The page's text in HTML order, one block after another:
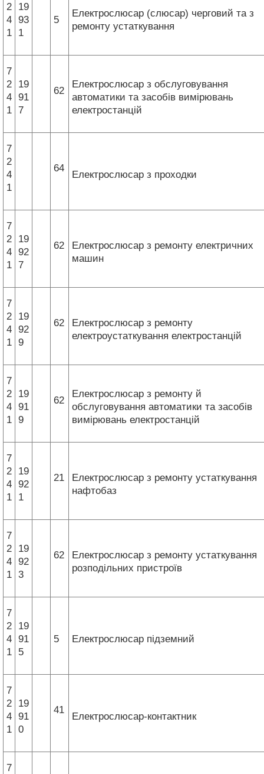
2
4
1
19
93
1
5
Електрослюсар (слюсар) черговий та з
ремонту устаткування
7
2
4
1
19
91
7
62
Електрослюсар з обслуговування
автоматики та засобів вимірювань
електростанцій
7
2
4
1
64
Електрослюсар з проходки
7
2
4
1
19
92
7
62
Електрослюсар з ремонту електричних
машин
7
2
4
1
19
92
9
62
Електрослюсар з ремонту
електроустаткування електростанцій
7
2
4
1
19
91
9
62
Електрослюсар з ремонту й
обслуговування автоматики та засобів
вимірювань електростанцій
7
2
4
1
19
92
1
21
Електрослюсар з ремонту устаткування
нафтобаз
7
2
4
1
19
92
3
62
Електрослюсар з ремонту устаткування
розподільних пристроїв
7
2
4
1
19
91
5
5 Електрослюсар підземний
7
2
4
1
19
91
0
41
Електрослюсар-контактник
7